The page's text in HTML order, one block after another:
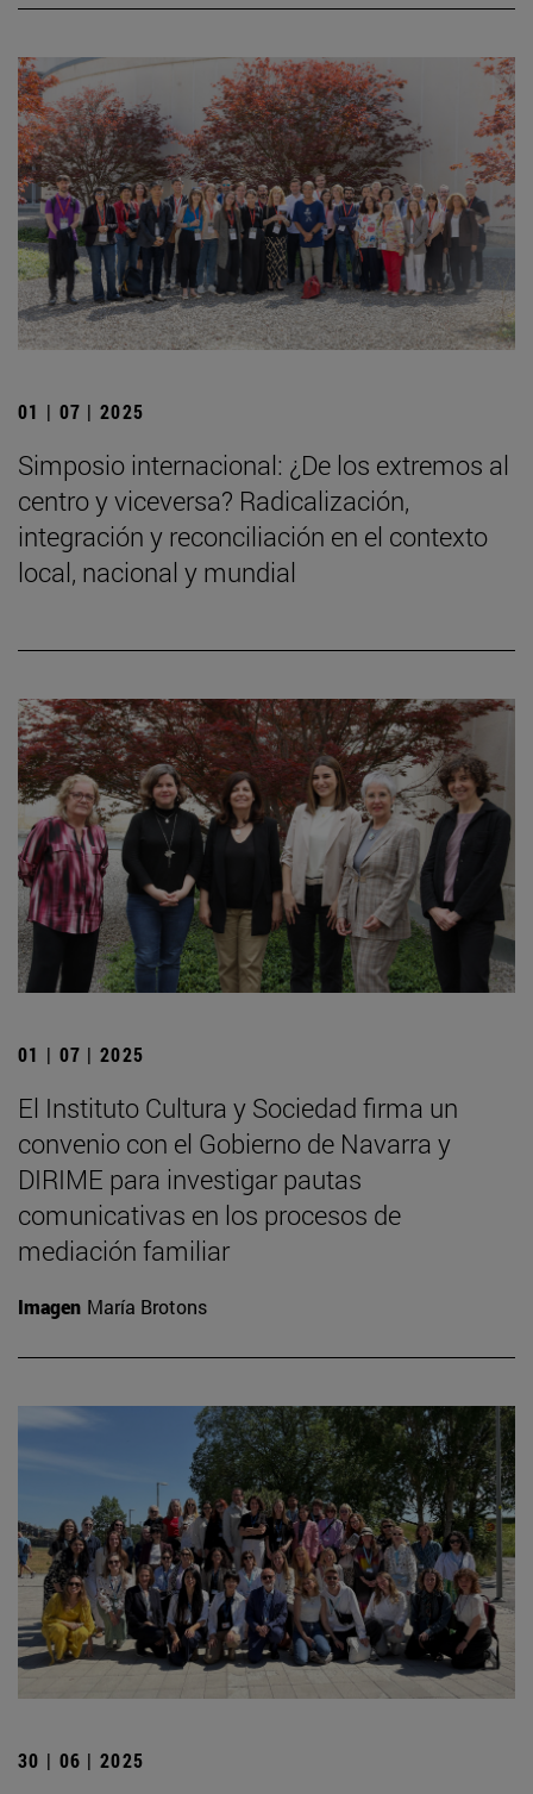
01 | 07 | 2025
Simposio internacional: ¿De los extremos al
centro y viceversa? Radicalización,
integración y reconciliación en el contexto
local, nacional y mundial
01 | 07 | 2025
El Instituto Cultura y Sociedad firma un
convenio con el Gobierno de Navarra y
DIRIME para investigar pautas
comunicativas en los procesos de
mediación familiar
Imagen María Brotons
30 | 06 | 2025